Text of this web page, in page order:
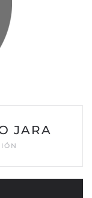
JARA